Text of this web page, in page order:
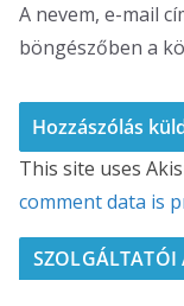
A nevem, e-mail
böngészőben a
This site uses
comment data is
SZOLGÁLTATÓI